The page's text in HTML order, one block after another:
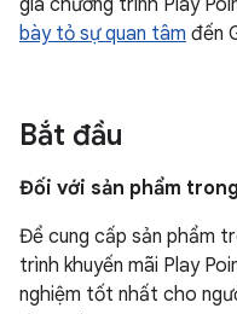
gia chương trình Play
bày tỏ sự quan tâm đến
Bắt đầu
Đối với sản phẩm
Để cung cấp sản phẩm
trình khuyến mãi Play
nghiệm tốt nhất cho